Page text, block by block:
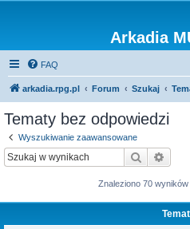
Arkadia
FAQ
arkadia.rpg.pl Forum Szukaj
Tematy bez odpowiedzi
Wyszukiwanie zaawansowane
Szukaj
Znaleziono 70 wyników